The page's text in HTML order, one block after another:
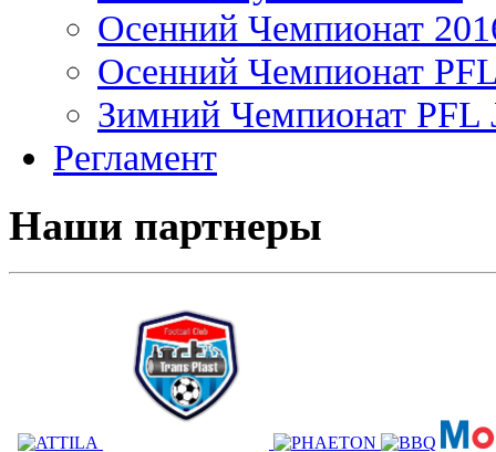
Осенний Чемпионат
Осенний Чемпионат
Зимний Чемпионат PFL
Регламент
Наши партнеры